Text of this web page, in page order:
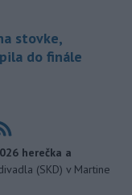
stovke,
do finále
herečka a
(SKD) v Martine